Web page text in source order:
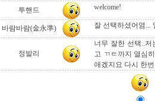
투핸드 welcome!
바람바람(金永準) 잘 선택하셨어염...
정발리
너무 잘한 선택..
고 ㄲㅌ까지 열심
애겠지요 다시 한